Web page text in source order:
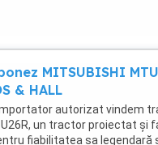
MITSUBISHI
& HALL
autorizat vindem
un tractor proiectat și
fiabilitatea sa legendară